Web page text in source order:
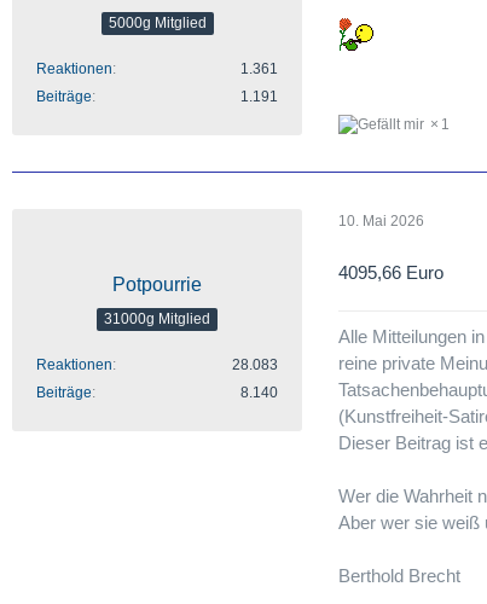
5000g Mitglied
Reaktionen
1.361
Beiträge
1.191
1
Potpourrie
31000g Mitglied
Reaktionen
28.083
Beiträge
8.140
10. Mai 2026
4095,66 Euro
Alle Mitteilungen
reine private
(Kunstfreiheit-
Dieser Beitrag ist
Wer die Wahrheit
Aber wer sie weiß
Berthold Brecht